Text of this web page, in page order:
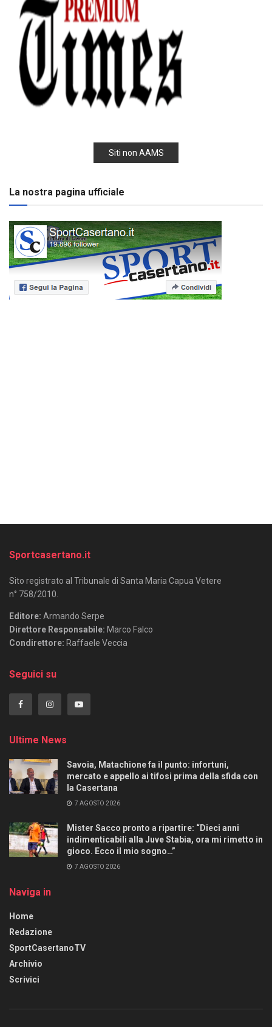
Siti non AAMS
La nostra pagina ufficiale
Sportcasertano.it
Sito registrato al Tribunale di Santa Maria Capua Vetere
n° 758/2010.
Editore: Armando Serpe
Direttore Responsabile: Marco Falco
Condirettore: Raffaele Veccia
Seguici su
Ultime News
Savoia, Matachione fa il punto: infortuni,
mercato e appello ai tifosi prima della sfida con
la Casertana
7 AGOSTO 2026
Mister Sacco pronto a ripartire: “Dieci anni
indimenticabili alla Juve Stabia, ora mi rimetto in
gioco. Ecco il mio sogno…”
7 AGOSTO 2026
Naviga in
Home
Redazione
SportCasertanoTV
Archivio
Scrivici